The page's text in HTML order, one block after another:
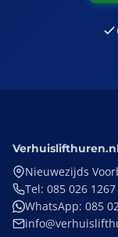
Nieuwezijds
Tel: 085 026 1267
WhatsApp: 085